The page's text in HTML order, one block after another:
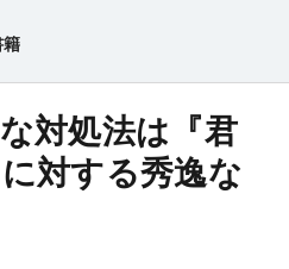
対処法は『君
対する秀逸な